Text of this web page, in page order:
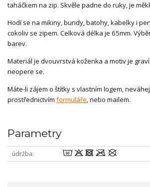
taháčkem na zip. Skvěle padne do ruky, je
Hodí se na mikiny, bundy, batohy, kabelky i
cokoliv se zipem. Celková délka je 65mm.
barev.
Materiál je dvouvrstvá koženka a motiv je
neopere se.
Máte-li zájem o štítky s vlastním logem,
prostřednictvím formuláře, nebo mailem.
Parametry
údržba wodmU